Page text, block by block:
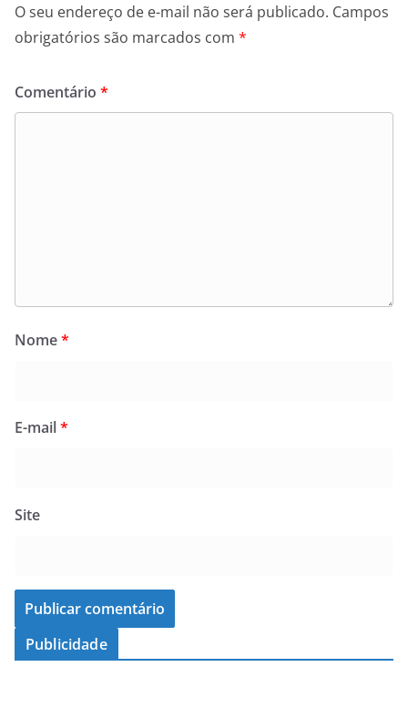
O seu endereço de e-mail não será publicado. Campos
obrigatórios são marcados com *
Comentário *
Nome*
E-mail*
Site
Publicidade